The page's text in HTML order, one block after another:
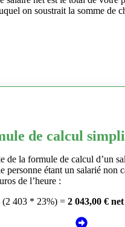
on soustrait la somme de
de calcul
de la formule de calcul d’un
personne étant un salarié non
de l’heure :
(2 403 * 23%) = 2 043,00 € net